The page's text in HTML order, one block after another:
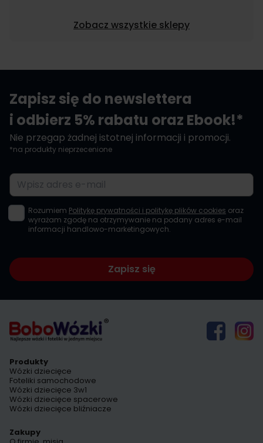
Zobacz wszystkie sklepy
Zapisz się do newslettera
i odbierz 5% rabatu oraz Ebook!*
Nie przegap żadnej istotnej informacji i promocji.
*na produkty nieprzecenione
Adres e-mail
Rozumiem Politykę prywatności i politykę plików cookies oraz
wyrażam zgodę na otrzymywanie na podany adres e-mail
informacji handlowo-marketingowych.
Zapisz się
Produkty
Wózki dziecięce
Foteliki samochodowe
Wózki dziecięce 3w1
Wózki dziecięce spacerowe
Wózki dziecięce bliźniacze
Zakupy